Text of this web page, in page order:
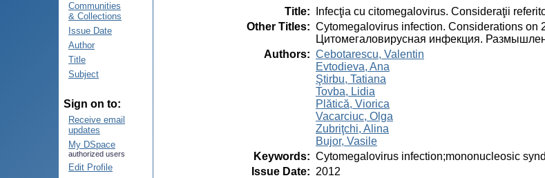
Communities
& Collections
Issue Date
Author
Title
Subject
Sign on to:
Receive email
updates
My DSpace
authorized users
Edit Profile
Title:
Infecţia cu citomegalovirus. Consideraţii
Other Titles: Cytomegalovirus infection. Considerations on
Цитомегаловирусная инфекция.
Authors: Cebotarescu, Valentin
Evtodieva, Ana
Ştirbu, Tatiana
Tovba, Lidia
Plătică, Viorica
Vacarciuc, Olga
Zubriţchi, Alina
Bujor, Vasile
Keywords: Cytomegalovirus infection;mononucleosic
Issue Date: 2012